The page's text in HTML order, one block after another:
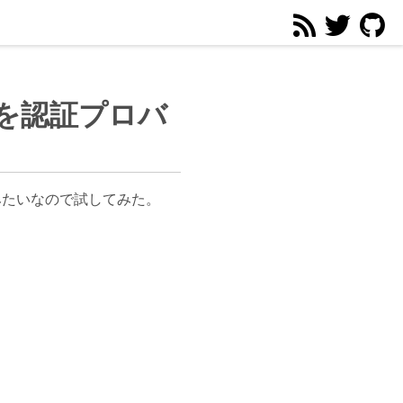
認証プロバ
いなので試してみた。